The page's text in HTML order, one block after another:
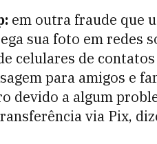
em outra fraude que
sua foto em redes
celulares de contatos
para amigos e
devido a algum
via Pix,